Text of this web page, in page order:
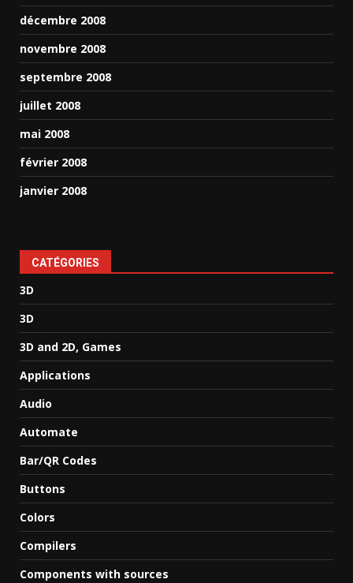
décembre 2008
novembre 2008
septembre 2008
juillet 2008
mai 2008
février 2008
janvier 2008
CATÉGORIES
3D
3D
3D and 2D, Games
Applications
Audio
Automate
Bar/QR Codes
Buttons
Colors
Compilers
Components with sources